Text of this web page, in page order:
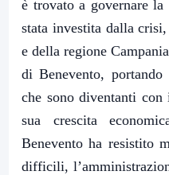
è trovato a governare
stata investita dalla
e della regione
di Benevento,
che sono diventanti
sua crescita
Benevento ha resistito
difficili,